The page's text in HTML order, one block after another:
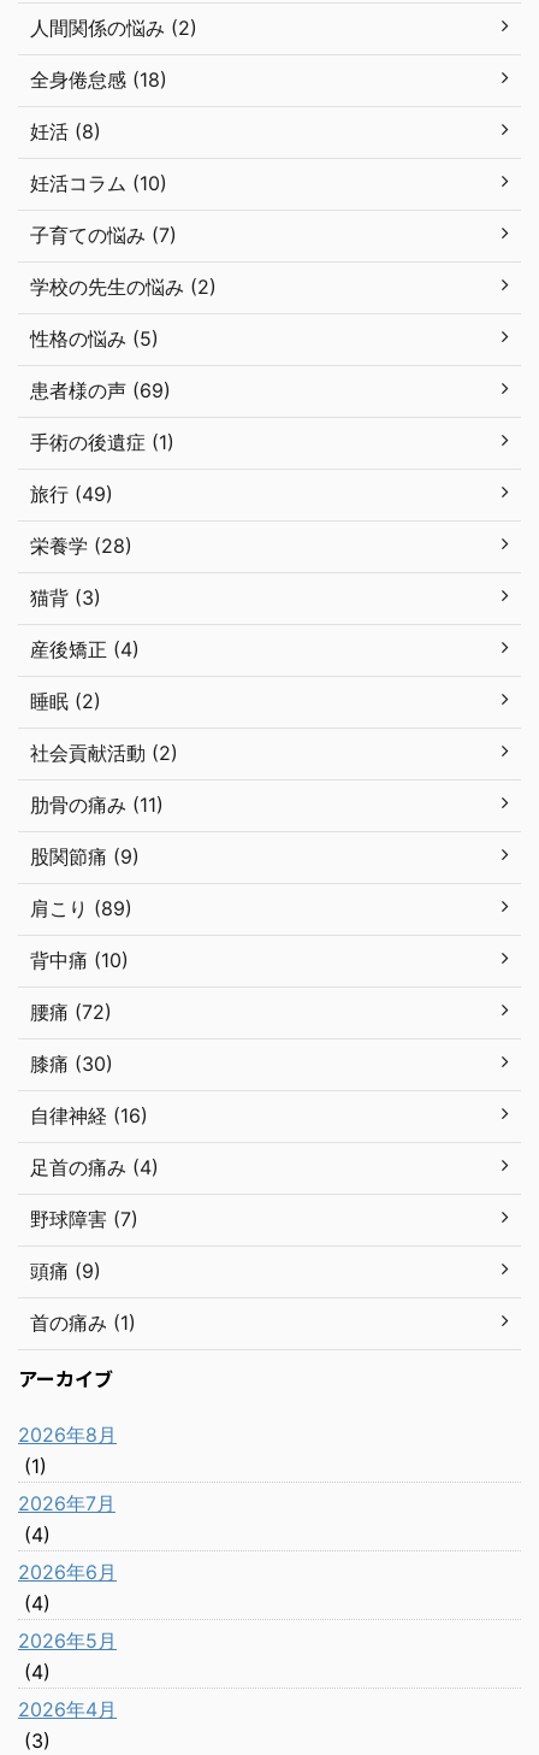
人間関係の悩み (2)
全身倦怠感 (18)
妊活 (8)
妊活コラム (10)
子育ての悩み (7)
学校の先生の悩み (2)
性格の悩み (5)
患者様の声 (69)
手術の後遺症 (1)
旅行 (49)
栄養学 (28)
猫背 (3)
産後矯正 (4)
睡眠 (2)
社会貢献活動 (2)
肋骨の痛み (11)
股関節痛 (9)
肩こり (89)
背中痛 (10)
腰痛 (72)
膝痛 (30)
自律神経 (16)
足首の痛み (4)
野球障害 (7)
頭痛 (9)
首の痛み (1)
アーカイブ
2026年8月
(1)
2026年7月
(4)
2026年6月
(4)
2026年5月
(4)
2026年4月
(3)